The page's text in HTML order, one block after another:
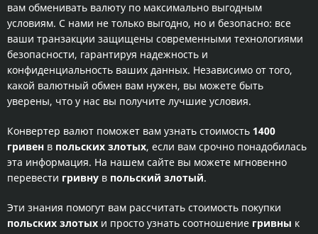
вам обменивать валюту по максимально выгодным
условиям. С нами не только выгодно, но и безопасно: все
ваши транзакции защищены современными технологиями
безопасности, гарантируя надежность и
конфиденциальность ваших данных. Независимо от того,
какой валютный обмен вам нужен, вы можете быть
уверены, что у нас вы получите лучшие условия.
Конвертер валют поможет вам узнать стоимость 1400
гривен в польских злотых, если вам срочно понадобилась
эта информация. На нашем сайте вы можете мгновенно
перевести гривну в польский злотый.
Эти знания помогут вам рассчитать стоимость покупки
польских злотых и просто узнать соотношение гривны к